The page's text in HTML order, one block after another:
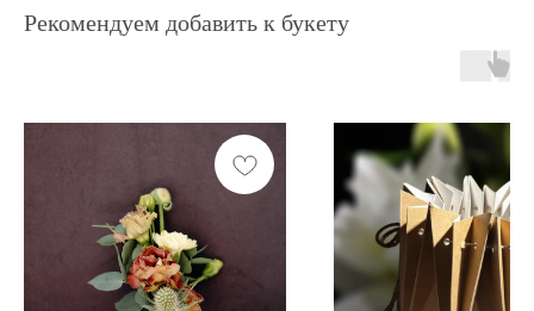
Рекомендуем добавить к букету